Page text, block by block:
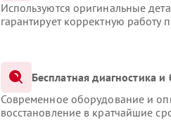
Используются оригинальные
гарантирует корректную работу
Бесплатная диагностика
Современное оборудование и
восстановление в кратчайшие